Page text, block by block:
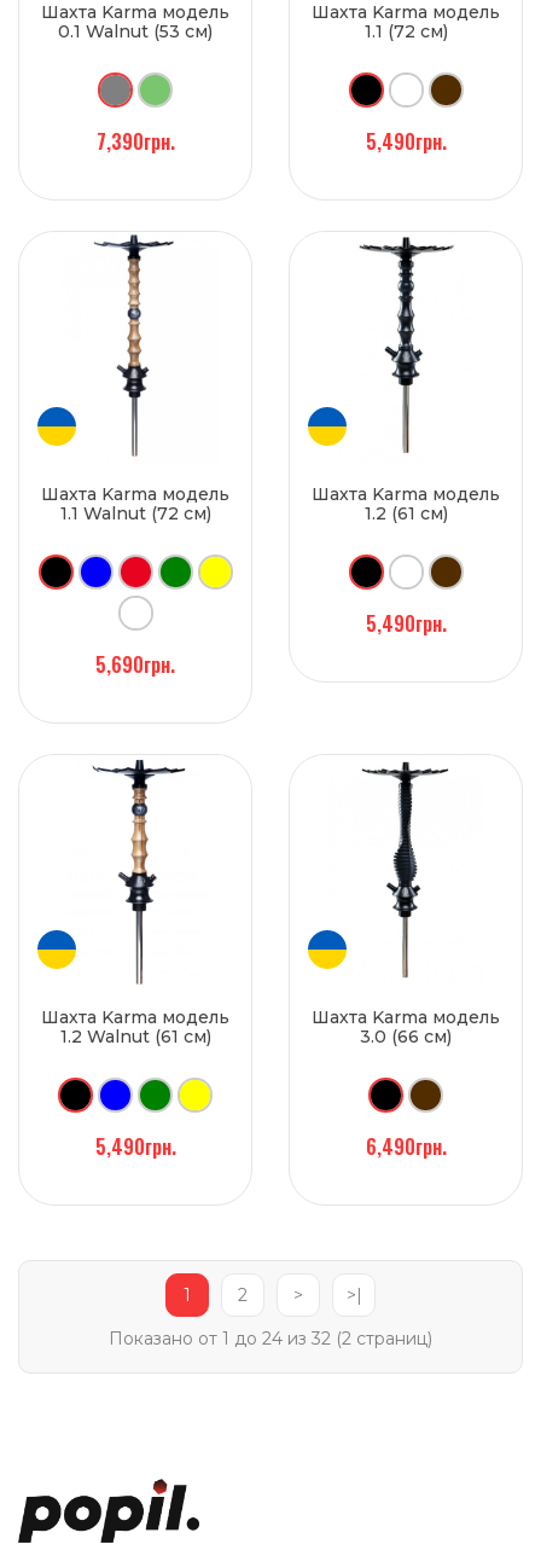
Шахта Karma модель
0.1 Walnut (53 см)
7,390грн.
Шахта Karma модель
1.1 (72 см)
5,490грн.
Шахта Karma модель
1.1 Walnut (72 см)
5,690грн.
Шахта Karma модель
1.2 (61 см)
5,490грн.
Шахта Karma модель
1.2 Walnut (61 см)
5,490грн.
Шахта Karma модель
3.0 (66 см)
6,490грн.
1 2 >
>|
Показано от 1 до 24 из 32 (2 страниц)